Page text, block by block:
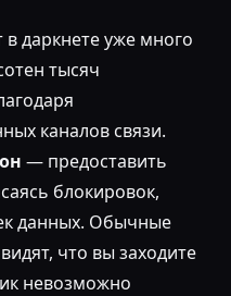
в даркнете уже много
тысяч
каналов связи.
— предоставить
блокировок,
данных. Обычные
что вы заходите
невозможно